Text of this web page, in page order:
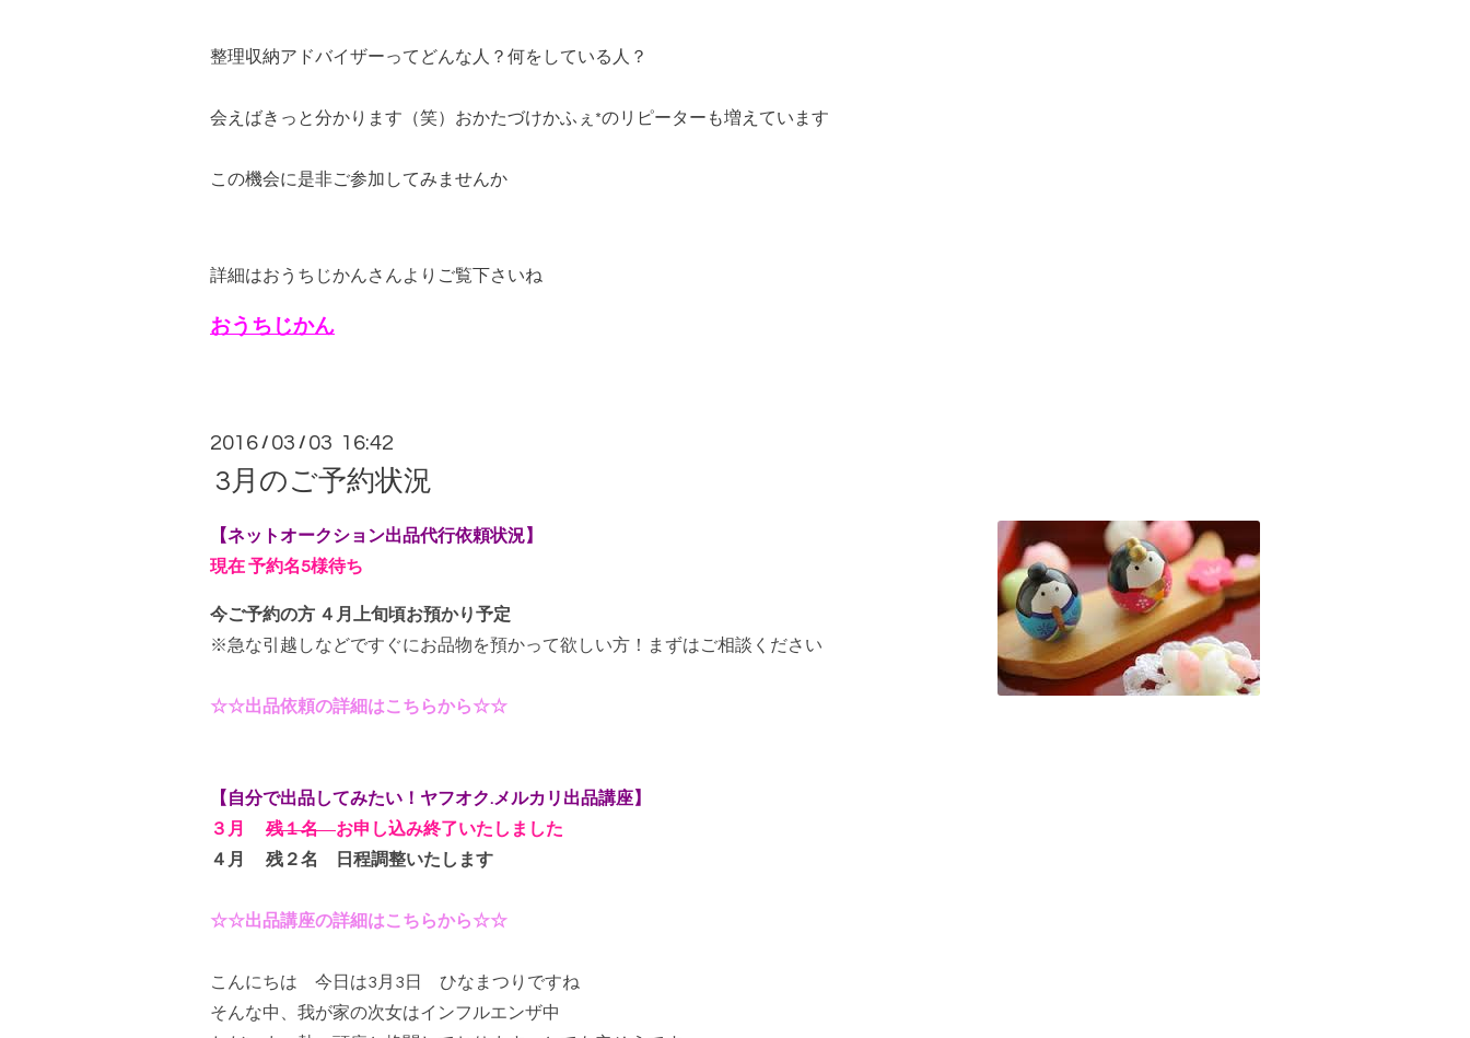
整理収納アドバイザーってどんな人？何をしている人？
会えばきっと分かります（笑）おかたづけかふぇ*のリピーターも増えています
この機会に是非ご参加してみませんか
詳細はおうちじかんさんよりご覧下さいね
おうちじかん
2016 / 03 / 03 16:42
3月のご予約状況
【ネットオークション出品代行依頼状況】
現在 予約名5様待ち
今ご予約の方 ４ 月上旬頃お預かり予定
※急な引越しなどですぐにお品物を預かって欲しい方！まずはご相談ください
☆☆出品依頼の詳細はこちらから☆☆
【自分で出品してみたい！ ヤフオク.メルカリ出品講座】
３月 残１名お申し込み終了いたしました
４月 残２名
日程調整いたします
☆☆出品講座の詳細はこちらから☆☆
こんにちは 今日は3月3日 ひなまつりですね
そんな中、我が家の次女はインフルエンザ中